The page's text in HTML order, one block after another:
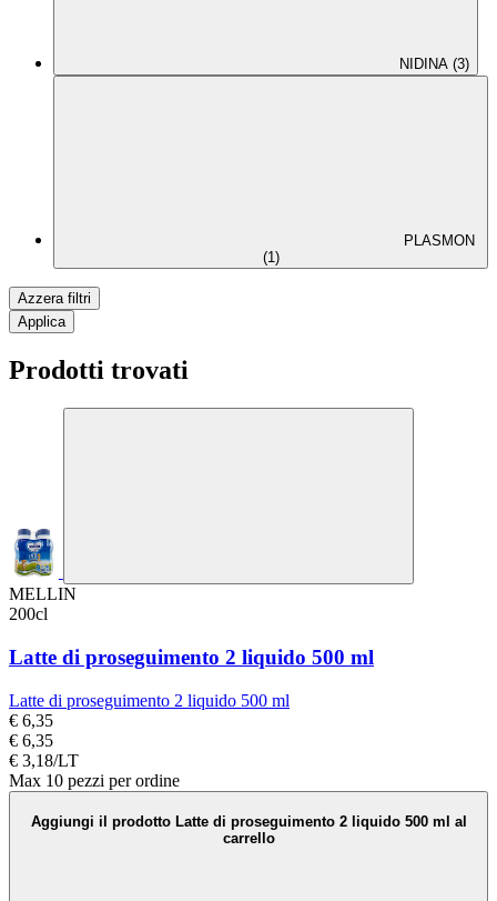
NIDINA (3)
PLASMON
(1)
Azzera filtri
Applica
Prodotti trovati
MELLIN
200cl
Latte di proseguimento 2 liquido 500 ml
Latte di proseguimento 2 liquido 500 ml
€ 6,35
€ 6,35
€ 3,18/LT
Max 10 pezzi per ordine
Aggiungi il prodotto Latte di proseguimento 2 liquido 500 ml al
carrello